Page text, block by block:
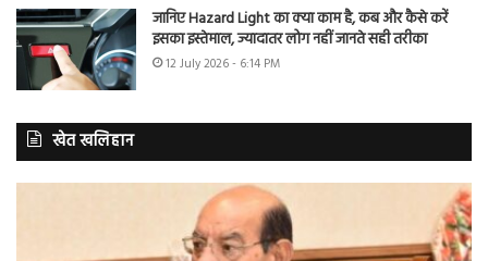
जानिए Hazard Light का क्या काम है, कब और कैसे करें
इसका इस्तेमाल, ज्यादातर लोग नहीं जानते सही तरीका
12 July 2026 - 6:14 PM
खेत खलिहान